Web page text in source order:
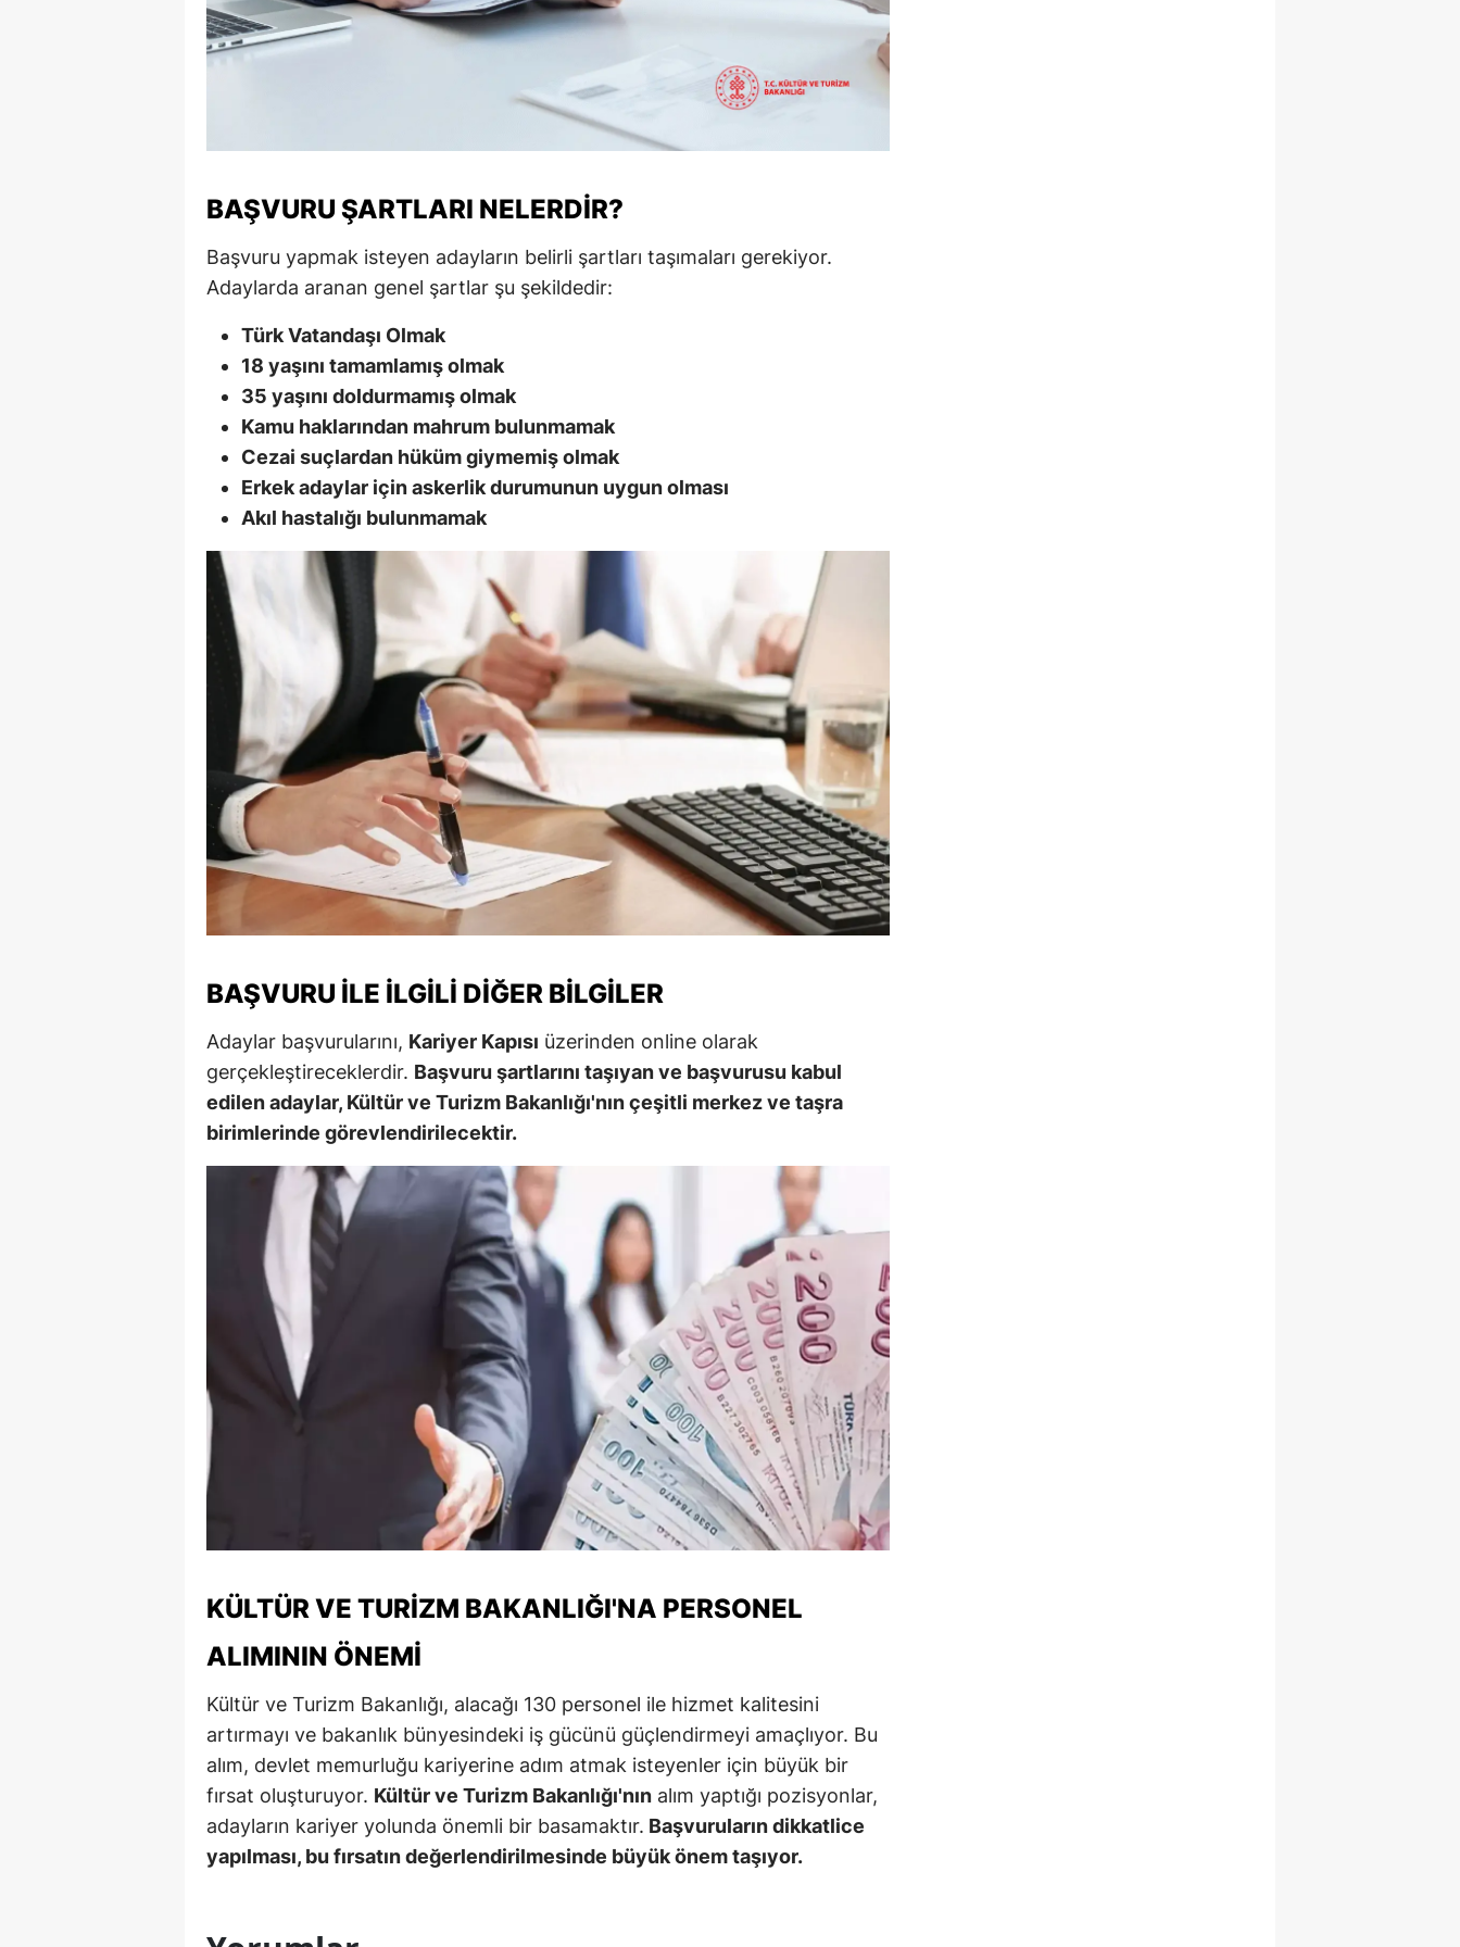
Malatya
Kahramanmaraş
Muğla
Muş
Nevşehir
Ordu
Rize
Sakarya
Samsun
Sinop
Sivas
Tekirdağ
Tokat
Trabzon
Tunceli
Şanlıurfa
Zonguldak
Aksaray
Bayburt
Karaman
Kırıkkale
Batman
Şırnak
Bartın
Ardahan
Iğdır
Yalova
Karabük
BAŞVURU ŞARTLARI NELERDIR?
Başvuru yapmak isteyen adayların belirli şartları taşımaları gerekiyor.
Adaylarda aranan genel şartlar şu şekildedir:
Türk Vatandaşı Olmak
18 yaşını tamamlamış olmak
35 yaşını doldurmamış olmak
Kamu haklarından mahrum bulunmamak
Cezai suçlardan hüküm giymemiş olmak
Erkek adaylar için askerlik durumunun uygun olması
Akıl hastalığı bulunmamak
BAŞVURU İLE İLGILI DIĞER BILGILER
Adaylar başvurularını, Kariyer Kapısı üzerinden online olarak
gerçekleştireceklerdir. Başvuru şartlarını taşıyan ve başvurusu kabul
edilen adaylar, Kültür ve Turizm Bakanlığı'nın çeşitli merkez ve taşra
birimlerinde görevlendirilecektir.
KÜLTÜR VE TURIZM BAKANLIĞI'NA PERSONEL
ALIMININ ÖNEMI
Kültür ve Turizm Bakanlığı, alacağı 130 personel ile hizmet kalitesini
artırmayı ve bakanlık bünyesindeki iş gücünü güçlendirmeyi amaçlıyor. Bu
alım, devlet memurluğu kariyerine adım atmak isteyenler için büyük bir
fırsat oluşturuyor. Kültür ve Turizm Bakanlığı'nın alım yaptığı pozisyonlar,
adayların kariyer yolunda önemli bir basamaktır. Başvuruların dikkatlice
yapılması, bu fırsatın değerlendirilmesinde büyük önem taşıyor.